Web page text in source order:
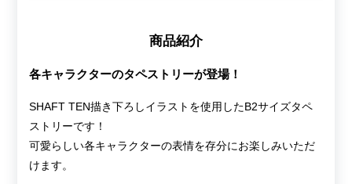
商品紹介
各キャラクターのタペストリーが登場！
SHAFT TEN描き下ろしイラストを使用したB2サイズタペ
ストリーです！
可愛らしい各キャラクターの表情を存分にお楽しみいただ
けます。